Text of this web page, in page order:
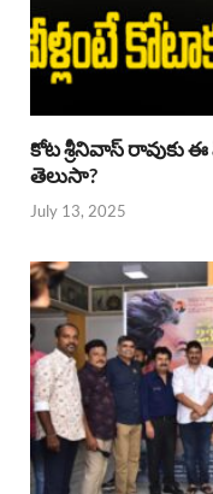
కోట శ్రీనివాస్ రావుకు
తెలుసా?
July 13, 2025